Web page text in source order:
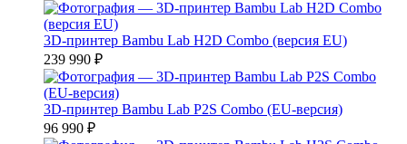
3D-принтер Bambu Lab H2D Combo (версия EU)
239 990 ₽
3D-принтер Bambu Lab P2S Combo (EU-версия)
96 990 ₽